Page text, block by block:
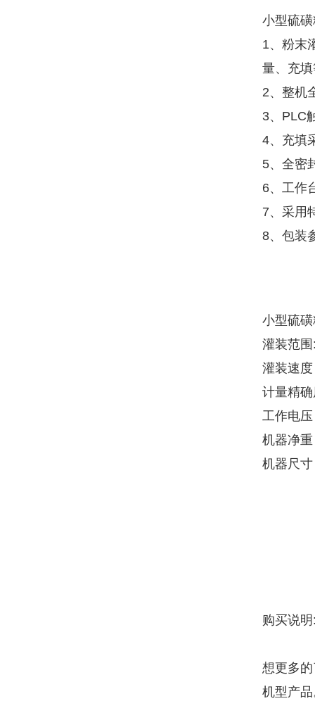
小型硫
1、粉末
量、充
2、整机
3、PLC
4、充填
5、全密
6、工作
7、采用
8、包装
小型硫
灌装范
灌装速
计量精
工作电
机器净
机器尺
购买说明
想更多
机型产